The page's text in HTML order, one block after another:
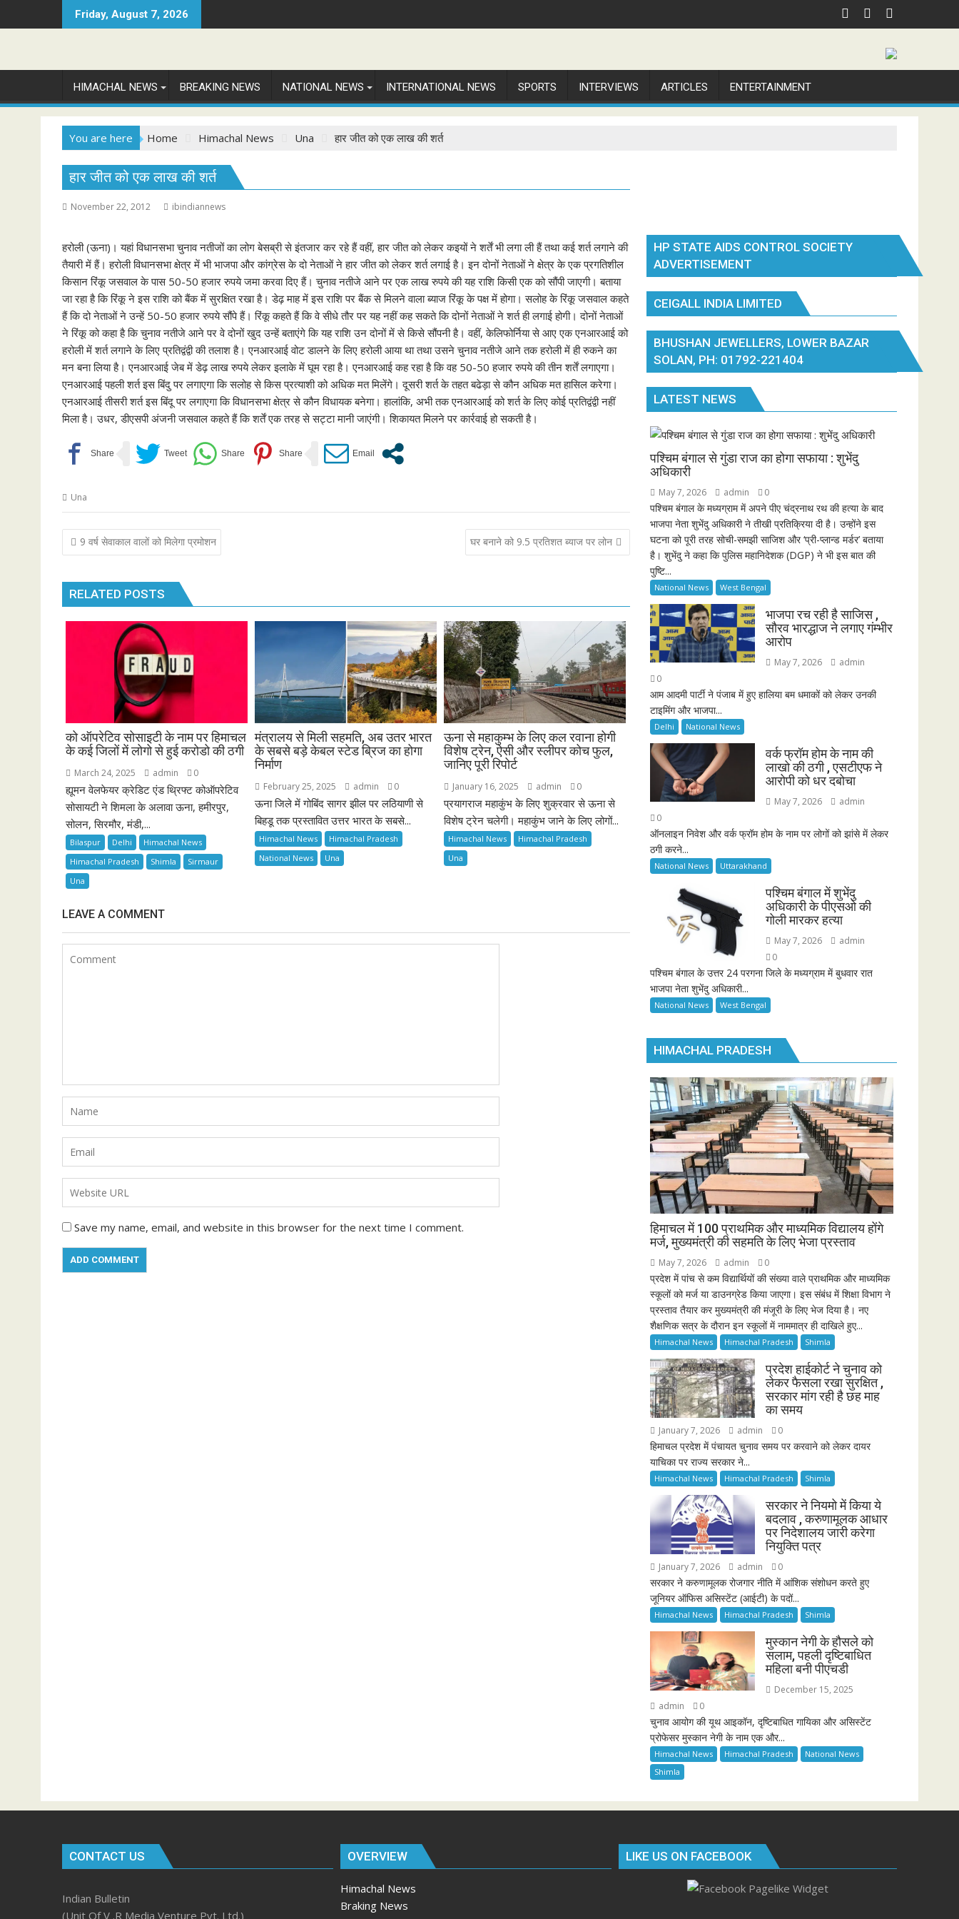
to
Friday, August 7, 2026
HIMACHAL NEWS BREAKING NEWS NATIONAL NEWS INTERNATIONAL NEWS SPORTS INTERVIEWS ARTICLES ENTERTAINMENT
You are here Home Himachal News Una हार जीत को एक लाख की शर्त
हार जीत को एक लाख की शर्त
November 22, 2012 ibindiannews
हरोली (ऊना)। यहां विधानसभा चुनाव नतीजों का लोग बेसब्री से इंतजार कर रहे हैं वहीं, हार जीत को लेकर कइयों ने शर्तें भी लगा ली हैं तथा कई शर्त लगाने की
तैयारी में हैं। हरोली विधानसभा क्षेत्र में भी भाजपा और कांग्रेस के दो नेताओं ने हार जीत को लेकर शर्त लगाई है। इन दोनों नेताओं ने क्षेत्र के एक प्रगतिशील
किसान रिंकू जसवाल के पास 50-50 हजार रुपये जमा करवा दिए हैं। चुनाव नतीजे आने पर एक लाख रुपये की यह राशि किसी एक को सौंपी जाएगी। बताया
जा रहा है कि रिंकू ने इस राशि को बैंक में सुरक्षित रखा है। डेढ़ माह में इस राशि पर बैंक से मिलने वाला ब्याज रिंकू के पक्ष में होगा। सलोह के रिंकू जसवाल कहते
हैं कि दो नेताओं ने उन्हें 50-50 हजार रुपये सौंपे हैं। रिंकू कहते हैं कि वे सीधे तौर पर यह नहीं कह सकते कि दोनों नेताओं ने शर्त ही लगाई होगी। दोनों नेताओं
ने रिंकू को कहा है कि चुनाव नतीजे आने पर वे दोनों खुद उन्हें बताएंगे कि यह राशि उन दोनों में से किसे सौंपनी है। वहीं, केलिफोर्निया से आए एक एनआरआई को
हरोली में शर्त लगाने के लिए प्रतिद्वंद्वी की तलाश है। एनआरआई वोट डालने के लिए हरोली आया था तथा उसने चुनाव नतीजे आने तक हरोली में ही रुकने का
मन बना लिया है। एनआरआई जेब में डेढ़ लाख रुपये लेकर इलाके में घूम रहा है। एनआरआई कह रहा है कि वह 50-50 हजार रुपये की तीन शर्तें लगाएगा।
एनआरआई पहली शर्त इस बिंदु पर लगाएगा कि सलोह से किस प्रत्याशी को अधिक मत मिलेंगे। दूसरी शर्त के तहत बढेड़ा से कौन अधिक मत हासिल करेगा।
एनआरआई तीसरी शर्त इस बिंदू पर लगाएगा कि विधानसभा क्षेत्र से कौन विधायक बनेगा। हालांकि, अभी तक एनआरआई को शर्त के लिए कोई प्रतिद्वंद्वी नहीं
मिला है। उधर, डीएसपी अंजनी जसवाल कहते हैं कि शर्तें एक तरह से सट्टा मानी जाएंगी। शिकायत मिलने पर कार्रवाई हो सकती है।
Una
Post
navigation
9 वर्ष सेवाकाल वालों को मिलेगा प्रमोशन घर बनाने को 9.5 प्रतिशत ब्याज पर लोन
RELATED POSTS
को ऑपरेटिव सोसाइटी के नाम पर हिमाचल
के कई जिलों में लोगो से हुई करोडो की ठगी
March 24, 2025 admin 0
ह्यूमन वेलफेयर क्रेडिट एंड थ्रिफ्ट कोऑपरेटिव
सोसायटी ने शिमला के अलावा ऊना, हमीरपुर,
सोलन, सिरमौर, मंडी,...
Bilaspur Delhi
Himachal News
Himachal Pradesh
Shimla
Sirmaur
Una
मंत्रालय से मिली सहमति, अब उतर भारत
के सबसे बड़े केबल स्टेड ब्रिज का होगा
निर्माण
February 25, 2025 admin 0
ऊना जिले में गोबिंद सागर झील पर लठियाणी से
बिहडू तक प्रस्तावित उत्तर भारत के सबसे...
Himachal News
Himachal Pradesh
National News
Una
ऊना से महाकुम्भ के लिए कल रवाना होगी
विशेष ट्रेन, ऐसी और स्लीपर कोच फुल,
जानिए पूरी रिपोर्ट
January 16, 2025 admin 0
प्रयागराज महाकुंभ के लिए शुक्रवार से ऊना से
विशेष ट्रेन चलेगी। महाकुंभ जाने के लिए लोगों...
Himachal News
Himachal Pradesh
Una
LEAVE A COMMENT
Save my name, email, and website in this browser for the next time I comment.
HP STATE AIDS CONTROL SOCIETY
ADVERTISEMENT
CEIGALL INDIA LIMITED
BHUSHAN JEWELLERS, LOWER BAZAR
SOLAN, PH: 01792-221404
LATEST NEWS
पश्चिम बंगाल से गुंडा राज का होगा सफाया : शुभेंदु
अधिकारी
May 7, 2026 admin 0
पश्चिम बंगाल के मध्यग्राम में अपने पीए चंद्रनाथ रथ की हत्या के बाद
भाजपा नेता शुभेंदु अधिकारी ने तीखी प्रतिक्रिया दी है। उन्होंने इस
घटना को पूरी तरह सोची-समझी साजिश और ‘प्री-प्लान्ड मर्डर’ बताया
है। शुभेंदु ने कहा कि पुलिस महानिदेशक (DGP) ने भी इस बात की
पुष्टि...
National News West Bengal
भाजपा रच रही है साजिस ,
सौरव भारद्धाज ने लगाए गंम्भीर
आरोप
May 7, 2026
admin
0
आम आदमी पार्टी ने पंजाब में हुए हालिया बम धमाकों को लेकर उनकी
टाइमिंग और भाजपा...
Delhi National News
वर्क फ्रॉम होम के नाम की
लाखो की ठगी , एसटीएफ ने
आरोपी को धर दबोचा
May 7, 2026
admin
0
ऑनलाइन निवेश और वर्क फ्रॉम होम के नाम पर लोगों को झांसे में लेकर
ठगी करने...
National News Uttarakhand
पश्चिम बंगाल में शुभेंदु
अधिकारी के पीएसओ की
गोली मारकर हत्या
May 7, 2026
admin
0
पश्चिम बंगाल के उत्तर 24 परगना जिले के मध्यग्राम में बुधवार रात
भाजपा नेता शुभेंदु अधिकारी...
National News West Bengal
HIMACHAL PRADESH
हिमाचल में 100 प्राथमिक और माध्यमिक विद्यालय होंगे
मर्ज, मुख्यमंत्री की सहमति के लिए भेजा प्रस्ताव
May 7, 2026 admin 0
प्रदेश में पांच से कम विद्यार्थियों की संख्या वाले प्राथमिक और माध्यमिक
स्कूलों को मर्ज या डाउनग्रेड किया जाएगा। इस संबंध में शिक्षा विभाग ने
प्रस्ताव तैयार कर मुख्यमंत्री की मंजूरी के लिए भेज दिया है। नए
शैक्षणिक सत्र के दौरान इन स्कूलों में नाममात्र ही दाखिले हुए...
Himachal News Himachal Pradesh Shimla
प्रदेश हाईकोर्ट ने चुनाव को
लेकर फैसला रखा सुरक्षित ,
सरकार मांग रही है छह माह
का समय
January 7, 2026 admin 0
हिमाचल प्रदेश में पंचायत चुनाव समय पर करवाने को लेकर दायर
याचिका पर राज्य सरकार ने...
Himachal News Himachal Pradesh Shimla
सरकार ने नियमो में किया ये
बदलाव , करुणामूलक आधार
पर निदेशालय जारी करेगा
नियुक्ति पत्र
January 7, 2026 admin 0
सरकार ने करुणामूलक रोजगार नीति में आंशिक संशोधन करते हुए
जूनियर ऑफिस असिस्टेंट (आईटी) के पदों...
Himachal News Himachal Pradesh Shimla
मुस्कान नेगी के हौसले को
सलाम, पहली दृष्टिबाधित
महिला बनी पीएचडी
December 15, 2025
admin
0
चुनाव आयोग की यूथ आइकॉन, दृष्टिबाधित गायिका और असिस्टेंट
प्रोफेसर मुस्कान नेगी के नाम एक और...
Himachal News Himachal Pradesh
National News
Shimla
CONTACT US
Indian Bulletin
(Unit Of V .R Media Venture Pvt. Ltd.)
OVERVIEW
Himachal News
Braking News
LIKE US ON FACEBOOK